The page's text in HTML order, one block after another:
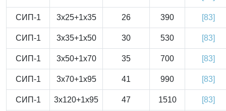
СИП-1 3x25+1x35 26 390 [83]
СИП-1 3x35+1x50 30 530 [83]
СИП-1 3x50+1x70 35 700 [83]
СИП-1 3x70+1x95 41 990 [83]
СИП-1 3x120+1x95 47 1510 [83]